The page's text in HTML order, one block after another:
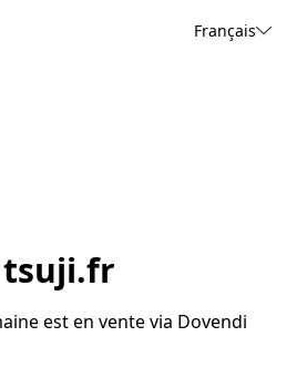
Français
tsuji.fr
est en vente via Dovendi